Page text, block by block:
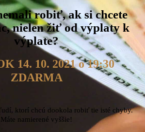
robiť, ak si chcete
nielen žiť od výplaty k
výplate?
14. 10. 2021 o 19:30
ZDARMA
ktorí chcú dookola robiť tie isté chyby.
Máte namierené vyššie!